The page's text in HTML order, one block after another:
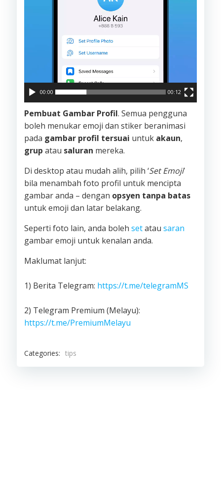
00:00 00:12
Pembuat Gambar Profil. Semua pengguna
boleh menukar emoji dan stiker beranimasi
pada gambar profil tersuai untuk akaun,
grup atau saluran mereka.
Di desktop atau mudah alih, pilih ‘Set Emoji’
bila menambah foto profil untuk mencipta
gambar anda – dengan opsyen tanpa batas
untuk emoji dan latar belakang.
Seperti foto lain, anda boleh setatau saran
gambar emoji untuk kenalan anda.
Maklumat lanjut:
1) Berita Telegram: https://t.me/telegramMS
2) Telegram Premium (Melayu):
https://t.me/PremiumMelayu
Categories: tips